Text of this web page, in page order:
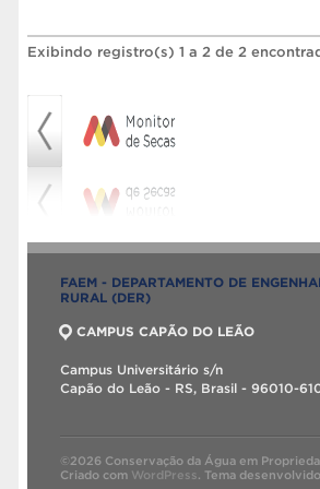
Exibindo registro(s) 1 a 2 de 2
FAEM - DEPARTAMENTO DE
RURAL (DER)
CAMPUS CAPÃO DO LEÃO
Campus Universitário s/n
Capão do Leão - RS, Brasil - 96010-
©2026 Conservação da Água em
Criado com WordPress. Tema